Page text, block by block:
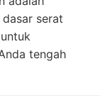
serat
tengah